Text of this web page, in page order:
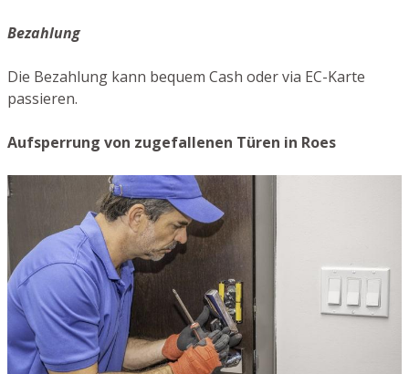
Bezahlung
Die Bezahlung kann bequem Cash oder via EC-Karte
passieren.
Aufsperrung von zugefallenen Türen in Roes